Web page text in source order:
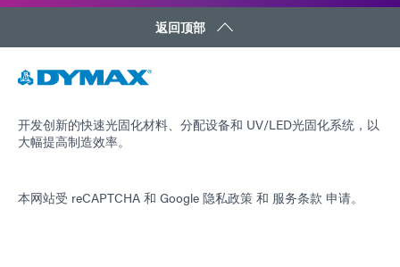
返回顶部
开发创新的快速光固化材料、分配设备和 UV/LED光固化系统，以
大幅提高制造效率。
本网站受 reCAPTCHA 和 Google 隐私政策 和 服务条款 申请。